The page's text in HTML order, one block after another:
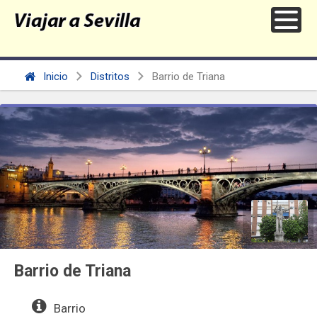
Inicio Distritos Barrio de Triana
Barrio de Triana
Barrio